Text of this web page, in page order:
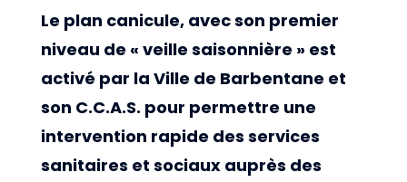
Le plan canicule, avec son premier
niveau de « veille saisonnière » est
activé par la Ville de Barbentane et
son C.C.A.S. pour permettre une
intervention rapide des services
sanitaires et sociaux auprès des